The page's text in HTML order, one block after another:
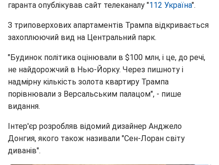
гаранта опублікував сайт телеканалу "112 Україна".
З триповерхових апартаментів Трампа відкривається
захоплюючий вид на Центральний парк.
"Будинок політика оцінювали в $100 млн, і це, до речі,
не найдорожчий в Нью-Йорку. Через пишноту і
надмірну кількість золота квартиру Трампа
порівнювали з Версальським палацом", - пише
видання.
Інтер'єр розробляв відомий дизайнер Анджело
Донгия, якого також називали "Сен-Лоран світу
диванів".